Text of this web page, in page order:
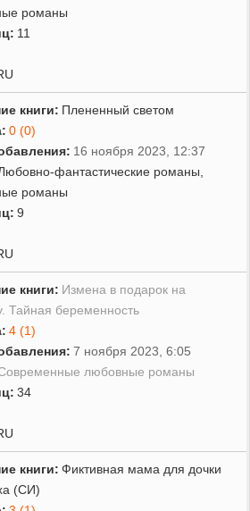
романы
11
книги: Плененный светом
0 (0)
16 ноября 2023, 12:37
фантастические романы
романы
9
книги: Измена в подарок на
Тайная беременность
4 (1)
7 ноября 2023, 6:05
любовные романы
34
книги: Фиктивная мама для дочки
(СИ)